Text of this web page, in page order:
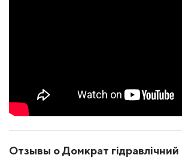
Отзывы о Домкрат